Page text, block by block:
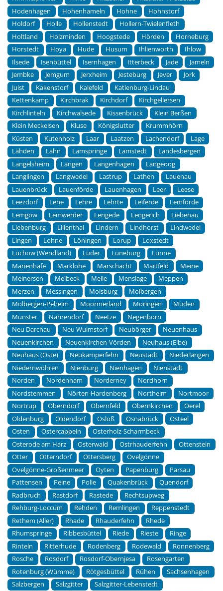
Hodenhagen
Hohenhameln Hohne
Hohnstorf
Holdorf
Holle Hollenstedt
Hollern-Twielenfleth
Holtland
Holzminden Hoogstede Hörden
Horneburg
Horstedt
Hoya Hude Husum Ihlienworth
Ihlow
Ilsede
Isenbüttel Isernhagen Itterbeck Jade
Jameln
Jembke
Jemgum Jerxheim Jesteburg Jever
Jork
Juist
Kakenstorf Kalefeld
Katlenburg-Lindau
Kettenkamp
Kirchbrak Kirchdorf
Kirchgellersen
Kirchlinteln
Kirchwalsede Kissenbrück
Klein Berßen
Klein Meckelsen
Kluse Königslutter
Krummhörn
Küsten
Kutenholz Laar Laatzen Lachendorf
Lage
Lähden
Lahn Lamspringe Lamstedt
Landesbergen
Langelsheim
Langen Langenhagen
Langeoog
Langlingen
Langwedel Lastrup Lathen
Lauenau
Lauenbrück
Lauenförde Lauenhagen Leer
Leese
Leezdorf
Lehe Lehre Lehrte Leiferde
Lemförde
Lemgow
Lemwerder Lengede Lengerich
Liebenau
Liebenburg
Lilienthal Lindern Lindhorst
Lindwedel
Lingen
Lohne Löningen Lorup
Loxstedt
Lüchow (Wendland)
Lüder Lüneburg
Lünne
Marienhafe
Marklohe Marschacht Martfeld
Meine
Meinersen
Melbeck Melle Menslage
Meppen
Merzen
Messingen Moisburg
Molbergen
Molbergen-Peheim
Moormerland Moringen
Müden
Munster
Nahrendorf Neetze
Negenborn
Neu Darchau
Neu Wulmstorf Neubörger
Neuenhaus
Neuenkirchen
Neuenkirchen-Vörden
Neuhaus (Elbe)
Neuhaus (Oste)
Neukamperfehn Neustadt
Niederlangen
Niedernwöhren
Nienburg Nienhagen
Nienstädt
Norden
Nordenham Norderney
Nordhorn
Nordstemmen
Nörten-Hardenberg Northeim
Nortmoor
Nortrup
Oberndorf Obernfeld Obernkirchen
Oerel
Oldenburg
Oldendorf Osloß Osnabrück
Osteel
Osten
Ostercappeln
Osterholz-Scharmbeck
Osterode am Harz
Osterwald Ostrhauderfehn
Ottenstein
Otter
Otterndorf Ottersberg
Ovelgönne
Ovelgönne-Großenmeer
Oyten Papenburg
Parsau
Pattensen
Peine Polle Quakenbrück
Quendorf
Radbruch
Rastdorf Rastede
Rechtsupweg
Rehburg-Loccum
Rehden Remlingen
Reppenstedt
Rethem (Aller)
Rhade Rhauderfehn
Rhede
Rhumspringe
Ribbesbüttel Riede Rieste
Ringe
Rinteln
Ritterhude Rodenberg Rodewald
Ronnenberg
Rosche
Rosdorf Rosdorf-Obernjesa
Rosengarten
Rotenburg (Wümme)
Rötgesbüttel Rühen
Sachsenhagen
Salzbergen
Salzgitter
Salzgitter-Lebenstedt